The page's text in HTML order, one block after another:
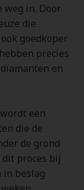
weg in. Door
die
goedkoper
precies
en
een
die de
de grond
proces bij
beslag